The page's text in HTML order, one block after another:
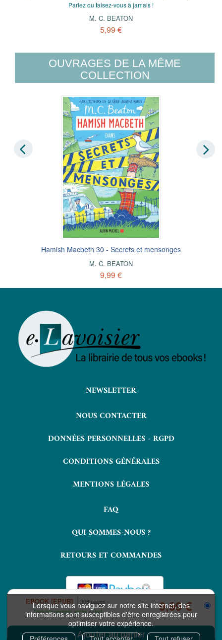
Lorsque vous naviguez sur notre site internet, des
informations sont susceptibles d'être enregistrées pour
optimiser votre expérience.
EBOOK [EPUB]
306 pages
Téléchargement après achat
9,99 €
Parlez ou taisez-vous à jamais !
M. C. BEATON
5,99 €
OUVRAGES DE LA MÊME
COLLECTION
Hamish Macbeth 30 - Secrets et mensonges
M. C. BEATON
9,99 €
NEWSLETTER
NOUS CONTACTER
DONNÉES PERSONNELLES - RGPD
CONDITIONS GÉNÉRALES
MENTIONS LÉGALES
FAQ
QUI SOMMES-NOUS ?
RETOURS ET COMMANDES
COPYRIGHT © 2026 LAVOISIER ET NUXOS PUBLISHING TECHNOLOGIES.
IZIBOOK®ETIZIBOOKS®SONT DES MARQUES DÉPOSÉES DE LA